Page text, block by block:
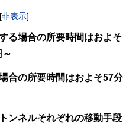
[非表示]
る場合の所要時間はおよそ
合の所要時間はおよそ57分
ンネルそれぞれの移動手段